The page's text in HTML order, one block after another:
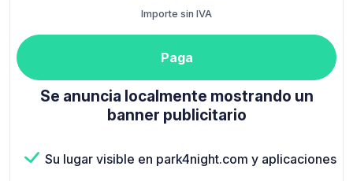
Importe sin IVA
Paga
Se anuncia localmente mostrando un
banner publicitario
Su lugar visible en park4night.com y aplicaciones